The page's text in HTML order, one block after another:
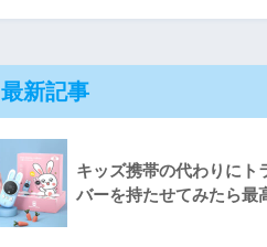
最新記事
キッズ携帯の代わりにト
バーを持たせてみたら最